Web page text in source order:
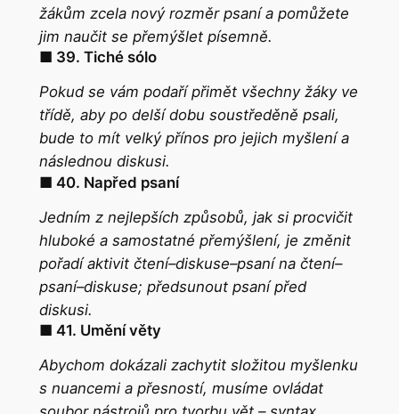
žákům zcela nový rozměr psaní a pomůžete
jim naučit se přemýšlet písemně.
■ 39. Tiché sólo
Pokudse vám podařípřimětvšechny žáky ve
třídě, aby po delší dobu soustředěně psali,
bude to mít velký přínos pro jejich myšlení a
následnou diskusi.
■ 40. Napřed psaní
Jedním z nejlepších způsobů, jak si procvičit
hluboké a samostatné přemýšlení, je změnit
pořadí aktivit čtení–diskuse–psanína čtení–
psaní–diskuse; předsunout psaní před
diskusi.
■ 41. Umění věty
Abychom dokázali zachytit složitou myšlenku
s nuancemi a přesností, musíme ovládat